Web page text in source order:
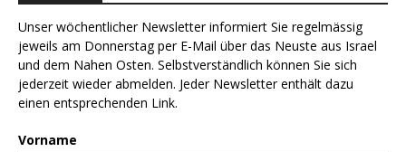
Unser wöchentlicher Newsletter informiert Sie regelmässig
jeweils am Donnerstag per E-Mail über das Neuste aus Israel
und dem Nahen Osten. Selbstverständlich können Sie sich
jederzeit wieder abmelden. Jeder Newsletter enthält dazu
einen entsprechenden Link.
Vorname